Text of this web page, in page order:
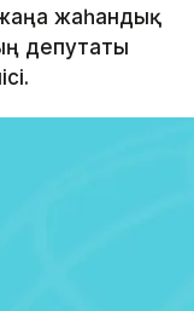
жаһандық
депутаты